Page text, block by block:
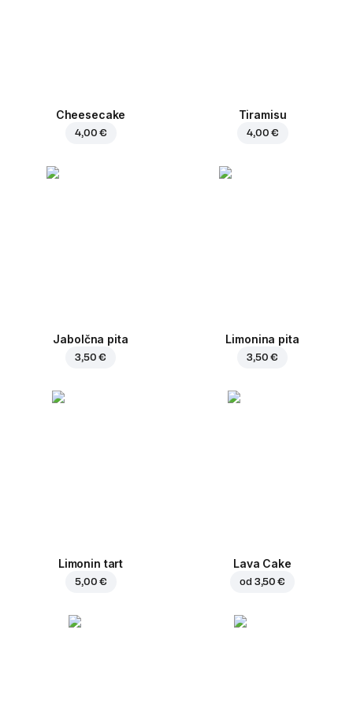
Cheesecake
4,00 €
Tiramisu
4,00 €
Jabolčna pita
3,50 €
Limonina pita
3,50 €
Limonin tart
5,00 €
Lava Cake
od 3,50 €